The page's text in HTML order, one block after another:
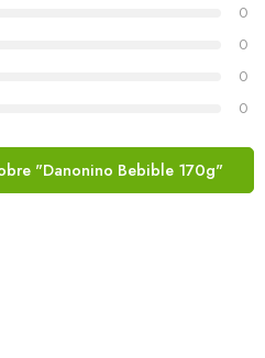
0
0
0
0
"Danonino Bebible 170g"